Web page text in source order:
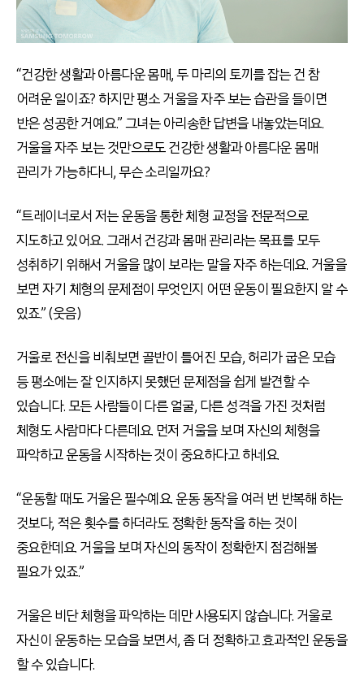
“건강한 생활과 아름다운 몸매, 두 마리의 토끼를 잡는 건 참
어려운 일이죠? 하지만 평소 거울을 자주 보는 습관을 들이면
반은 성공한 거예요.” 그녀는 아리송한 답변을 내놓았는데요.
거울을 자주 보는 것만으로도 건강한 생활과 아름다운 몸매
관리가 가능하다니, 무슨 소리일까요?
“트레이너로서 저는 운동을 통한 체형 교정을 전문적으로
지도하고 있어요. 그래서 건강과 몸매 관리라는 목표를 모두
성취하기 위해서 거울을 많이 보라는 말을 자주 하는데요. 거울을
보면 자기 체형의 문제점이 무엇인지 어떤 운동이 필요한지 알 수
있죠.” (웃음)
거울로 전신을 비춰보면 골반이 틀어진 모습, 허리가 굽은 모습
등 평소에는 잘 인지하지 못했던 문제점을 쉽게 발견할 수
있습니다. 모든 사람들이 다른 얼굴, 다른 성격을 가진 것처럼
체형도 사람마다 다른데요. 먼저 거울을 보며 자신의 체형을
파악하고 운동을 시작하는 것이 중요하다고 하네요.
“운동할 때도 거울은 필수예요. 운동 동작을 여러 번 반복해 하는
것보다, 적은 횟수를 하더라도 정확한 동작을 하는 것이
중요한데요. 거울을 보며 자신의 동작이 정확한지 점검해볼
필요가 있죠.”
거울은 비단 체형을 파악하는 데만 사용되지 않습니다. 거울로
자신이 운동하는 모습을 보면서, 좀 더 정확하고 효과적인 운동을
할 수 있습니다.